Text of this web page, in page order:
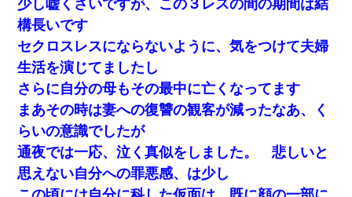
少し嘘くさいですが、この３レスの間の期間は結
構長いです
セクロスレスにならないように、気をつけて夫婦
生活を演じてましたし
さらに自分の母もその最中に亡くなってます
まあその時は妻への復讐の観客が減ったなあ、く
らいの意識でしたが
通夜では一応、泣く真似をしました。 悲しいと
思えない自分への罪悪感、は少し